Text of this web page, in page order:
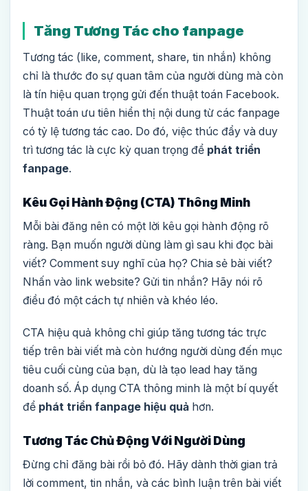
Tăng Tương Tác cho fanpage
Tương tác (like, comment, share, tin nhắn) không
chỉ là thước đo sự quan tâm của người dùng mà còn
là tín hiệu quan trọng gửi đến thuật toán Facebook.
Thuật toán ưu tiên hiển thị nội dung từ các fanpage
có tỷ lệ tương tác cao. Do đó, việc thúc đẩy và duy
trì tương tác là cực kỳ quan trọng để phát triển
fanpage.
Kêu Gọi Hành Động (CTA) Thông Minh
Mỗi bài đăng nên có một lời kêu gọi hành động rõ
ràng. Bạn muốn người dùng làm gì sau khi đọc bài
viết? Comment suy nghĩ của họ? Chia sẻ bài viết?
Nhấn vào link website? Gửi tin nhắn? Hãy nói rõ
điều đó một cách tự nhiên và khéo léo.
CTA hiệu quả không chỉ giúp tăng tương tác trực
tiếp trên bài viết mà còn hướng người dùng đến mục
tiêu cuối cùng của bạn, dù là tạo lead hay tăng
doanh số. Áp dụng CTA thông minh là một bí quyết
để phát triển fanpage hiệu quả hơn.
Tương Tác Chủ Động Với Người Dùng
Đừng chỉ đăng bài rồi bỏ đó. Hãy dành thời gian trả
lời comment, tin nhắn, và các bình luận trên bài viết